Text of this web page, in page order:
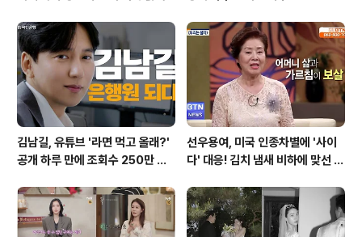
김남길, 유튜브 '라면 먹고 올래?'
공개 하루 만에 조회수 250만 돌
선우용여, 미국 인종차별에 '사이
다' 대응! 김치 냄새 비하에 맞선 통